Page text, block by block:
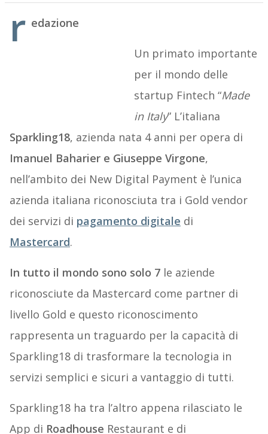
r edazione
Un primato importante
per il mondo delle
startup Fintech “Made
in Italy” L’italiana
Sparkling18, azienda nata 4 anni per opera di
Imanuel Baharier e Giuseppe Virgone,
nell’ambito dei New Digital Payment è l’unica
azienda italiana riconosciuta tra i Gold vendor
dei servizi di pagamento digitale di
Mastercard.
In tutto il mondo sono solo 7le aziende
riconosciute da Mastercard come partner di
livello Gold e questo riconoscimento
rappresenta un traguardo per la capacità di
Sparkling18 di trasformare la tecnologia in
servizi semplici e sicuri a vantaggio di tutti.
Sparkling18 ha tra l’altro appena rilasciato le
App di Roadhouse Restaurant e di